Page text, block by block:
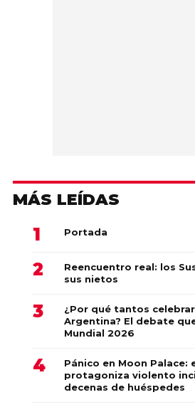
MÁS LEÍDAS
Portada
Reencuentro real: los
sus nietos
¿Por qué tantos
Argentina? El debate
Mundial 2026
Pánico en Moon Palace:
protagoniza violento
decenas de huéspedes